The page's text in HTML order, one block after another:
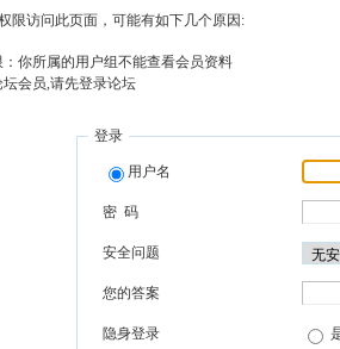
限访问此页面，可能有如下几个原因:
：你所属的用户组不能查看会员资料
会员,请先登录论坛
登录
用户名
密 码
安全问题
您的答案
隐身登录